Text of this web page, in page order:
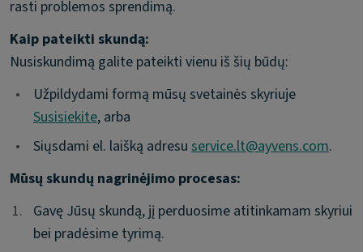
rasti problemos sprendimą.
Kaip pateikti skundą:
Nusiskundimą galite pateikti vienu iš šių būdų:
•
Užpildydami formą mūsų svetainės skyriuje
Susisiekite, arba
•
Siųsdami el. laišką adresu service.lt@ayvens.com.
Mūsų skundų nagrinėjimo procesas:
1.
1. Gavę Jūsų skundą, jį perduosime atitinkamam skyriui
bei pradėsime tyrimą.